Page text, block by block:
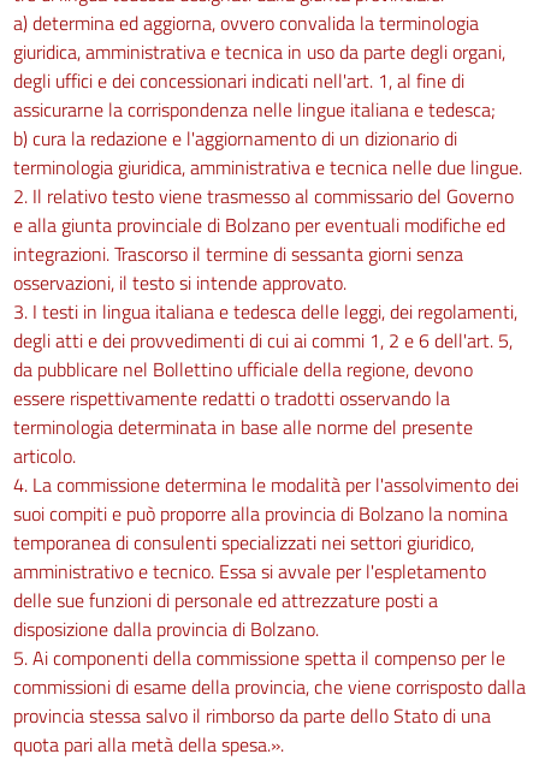
a) determina ed aggiorna, ovvero convalida la terminologia
giuridica, amministrativa e tecnica in uso da parte degli organi,
degli uffici e dei concessionari indicati nell'art. 1, al fine di
assicurarne la corrispondenza nelle lingue italiana e tedesca;
b) cura la redazione e l'aggiornamento di un dizionario di
terminologia giuridica, amministrativa e tecnica nelle due lingue.
2. Il relativo testo viene trasmesso al commissario del Governo
e alla giunta provinciale di Bolzano per eventuali modifiche ed
integrazioni. Trascorso il termine di sessanta giorni senza
osservazioni, il testo si intende approvato.
3. I testi in lingua italiana e tedesca delle leggi, dei regolamenti,
degli atti e dei provvedimenti di cui ai commi 1, 2 e 6 dell'art. 5,
da pubblicare nel Bollettino ufficiale della regione, devono
essere rispettivamente redatti o tradotti osservando la
terminologia determinata in base alle norme del presente
articolo.
4. La commissione determina le modalità per l'assolvimento dei
suoi compiti e può proporre alla provincia di Bolzano la nomina
temporanea di consulenti specializzati nei settori giuridico,
amministrativo e tecnico. Essa si avvale per l'espletamento
delle sue funzioni di personale ed attrezzature posti a
disposizione dalla provincia di Bolzano.
5. Ai componenti della commissione spetta il compenso per le
commissioni di esame della provincia, che viene corrisposto dalla
provincia stessa salvo il rimborso da parte dello Stato di una
quota pari alla metà della spesa.».